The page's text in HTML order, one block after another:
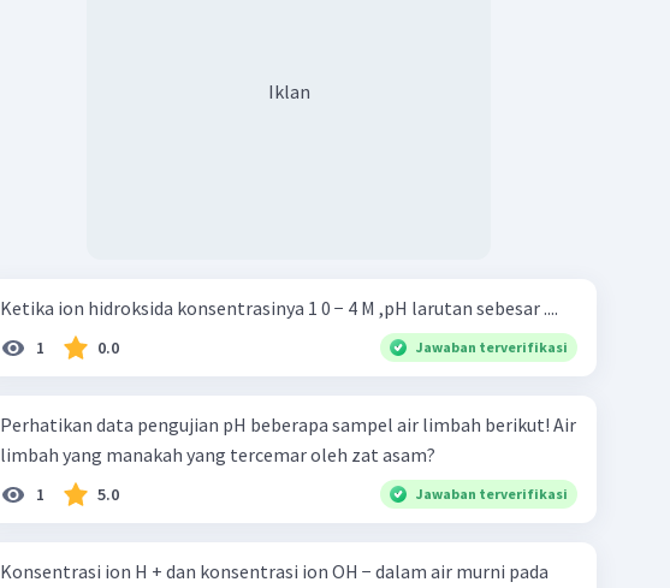
Iklan
Ketika ion hidroksida konsentrasinya 1 0 − 4 M ,pH larutan sebesar ....
1 0.0 Jawaban terverifikasi
Perhatikan data pengujian pH beberapa sampel air limbah berikut! Air
limbah yang manakah yang tercemar oleh zat asam?
1 5.0 Jawaban terverifikasi
Konsentrasi ion H + dan konsentrasi ion OH − dalam air murni pada